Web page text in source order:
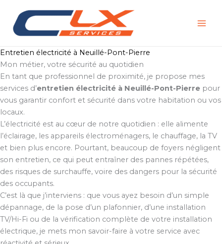
contenu
Entretien électricité à Neuillé-Pont-Pierre
Mon métier, votre sécurité au quotidien
En tant que professionnel de proximité, je propose mes
services d’entretien électricité à Neuillé-Pont-Pierre pour
vous garantir confort et sécurité dans votre habitation ou vos
locaux.
L’électricité est au cœur de notre quotidien : elle alimente
l’éclairage, les appareils électroménagers, le chauffage, la TV
et bien plus encore. Pourtant, beaucoup de foyers négligent
son entretien, ce qui peut entraîner des pannes répétées,
des risques de surchauffe, voire des dangers pour la sécurité
des occupants.
C’est là que j’interviens : que vous ayez besoin d’un simple
dépannage, de la pose d’un plafonnier, d’une installation
TV/Hi-Fi ou de la vérification complète de votre installation
électrique, je mets mon savoir-faire à votre service avec